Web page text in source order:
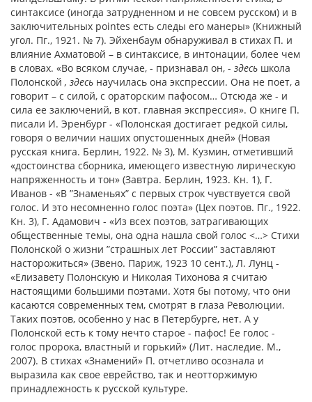
синтаксисе (иногда затрудненном и не совсем русском) и в
заключительных pointes есть следы его манеры» (Книжный
угол. Пг., 1921. № 7). Эйхенбаум обнаруживал в стихах П. и
влияние Ахматовой – в синтаксисе, в интонации, более чем
в словах. «Во всяком случае, - признавал он, - здесь школа
Полонской , здесь научилась она экспрессии. Она не поет, а
говорит – с силой, с ораторским пафосом… Отсюда же - и
сила ее заключений, в кот. главная экспрессия». О книге П.
писали И. Эренбург - «Полонская достигает редкой силы,
говоря о величии наших опустошенных дней» (Новая
русская книга. Берлин, 1922. № 3), М. Кузмин, отметивший
«достоинства сборника, имеющего известную лирическую
напряженность и тон» (Завтра. Берлин, 1923. Кн. 1), Г.
Иванов - «В ”Знаменьях” с первых строк чувствуется свой
голос. И это несомненно голос поэта» (Цех поэтов. Пг., 1922.
Кн. 3), Г. Адамович - «Из всех поэтов, затрагивающих
общественные темы, она одна нашла свой голос <…> Cтихи
Полонской о жизни ”страшных лет России” заставляют
насторожиться» (Звено. Париж, 1923 10 сент.), Л. Лунц -
«Елизавету Полонскую и Николая Тихонова я считаю
настоящими большими поэтами. Хотя бы потому, что они
касаются современных тем, смотрят в глаза Революции.
Таких поэтов, особенно у нас в Петербурге, нет. А у
Полонской есть к тому нечто старое - пафос! Ее голос -
голос пророка, властный и горький» (Лит. наследие. М.,
2007). В стихах «Знамений» П. отчетливо осознала и
выразила как свое еврейство, так и неотторжимую
принадлежность к русской культуре.